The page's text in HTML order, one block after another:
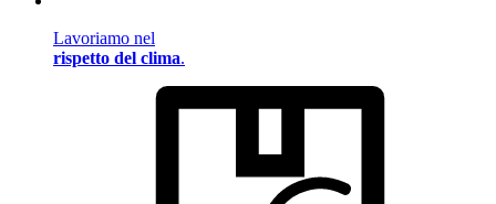
Lavoriamo nel
rispetto del clima.